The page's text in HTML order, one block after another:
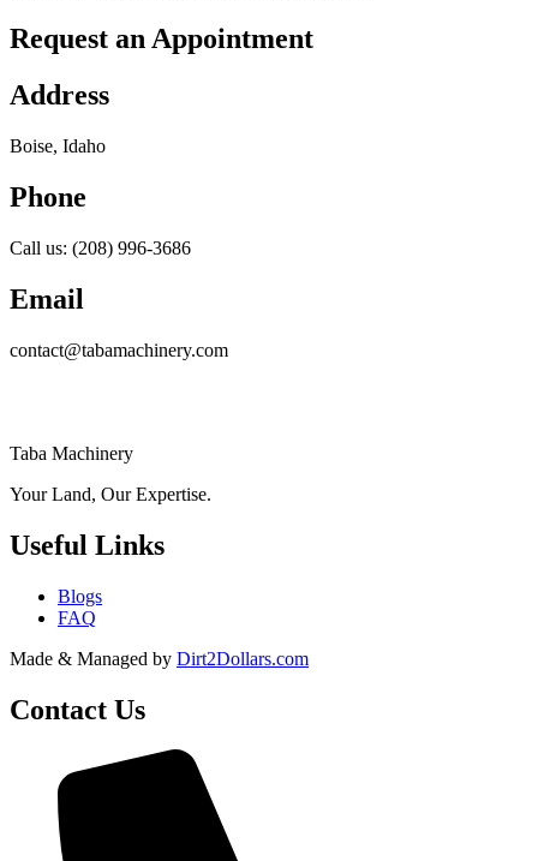
Request an Appointment
Address
Boise, Idaho
Phone
Call us: (208) 996-3686
Email
contact@tabamachinery.com
Taba Machinery
Your Land, Our Expertise.
Useful Links
Blogs
FAQ
Made & Managed by Dirt2Dollars.com
Contact Us